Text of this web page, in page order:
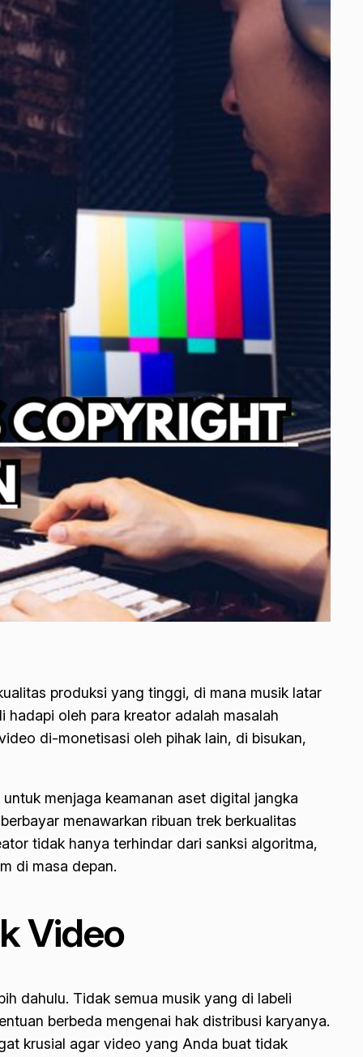
produksi yang tinggi, di mana musik latar
oleh para kreator adalah masalah
di-monetisasi oleh pihak lain, di bisukan,
menjaga keamanan aset digital jangka
menawarkan ribuan trek berkualitas
tidak hanya terhindar dari sanksi algoritma,
di masa depan.
Video
dahulu. Tidak semua musik yang di labeli
berbeda mengenai hak distribusi karyanya.
krusial agar video yang Anda buat tidak